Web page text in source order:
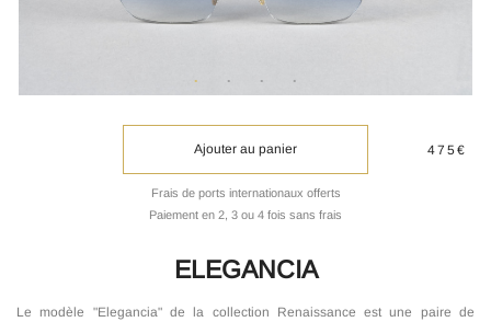
Ajouter au panier
Frais de ports internationaux offerts
Paiement en 2, 3 ou 4 fois sans frais
475€
ELEGANCIA
Le modèle "Elegancia" de la collection Renaissance est une paire de